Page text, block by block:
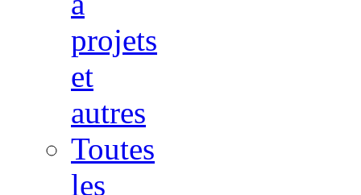
projets
et
autres
Toutes
les